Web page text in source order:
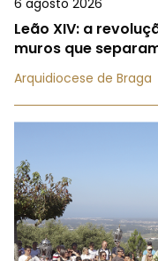
6 agosto 2026
Leão XIV: a
muros que
Arquidiocese de Braga